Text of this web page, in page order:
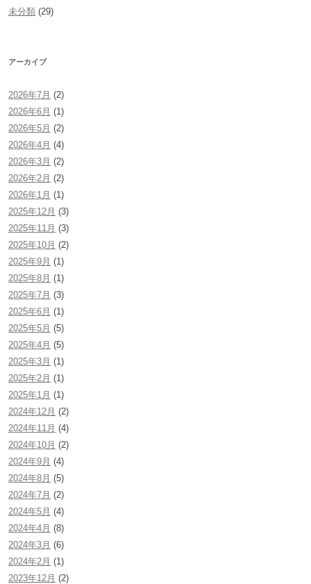
未分類 (29)
アーカイブ
2026年7月 (2)
2026年6月 (1)
2026年5月 (2)
2026年4月 (4)
2026年3月 (2)
2026年2月 (2)
2026年1月 (1)
2025年12月 (3)
2025年11月 (3)
2025年10月 (2)
2025年9月 (1)
2025年8月 (1)
2025年7月 (3)
2025年6月 (1)
2025年5月 (5)
2025年4月 (5)
2025年3月 (1)
2025年2月 (1)
2025年1月 (1)
2024年12月 (2)
2024年11月 (4)
2024年10月 (2)
2024年9月 (4)
2024年8月 (5)
2024年7月 (2)
2024年5月 (4)
2024年4月 (8)
2024年3月 (6)
2024年2月 (1)
2023年12月 (2)